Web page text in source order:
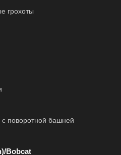
грохоты
с поворотной башней
Bobcat